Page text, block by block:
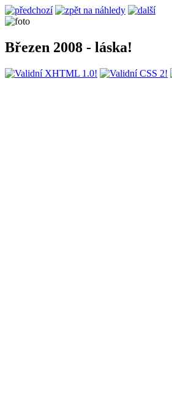
Březen 2008 - láska!